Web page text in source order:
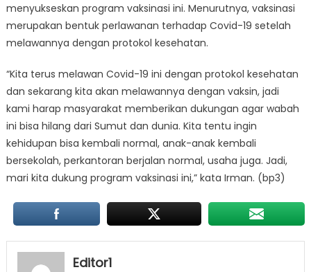
menyukseskan program vaksinasi ini. Menurutnya, vaksinasi
merupakan bentuk perlawanan terhadap Covid-19 setelah
melawannya dengan protokol kesehatan.
“Kita terus melawan Covid-19 ini dengan protokol kesehatan
dan sekarang kita akan melawannya dengan vaksin, jadi
kami harap masyarakat memberikan dukungan agar wabah
ini bisa hilang dari Sumut dan dunia. Kita tentu ingin
kehidupan bisa kembali normal, anak-anak kembali
bersekolah, perkantoran berjalan normal, usaha juga. Jadi,
mari kita dukung program vaksinasi ini,” kata Irman. (bp3)
Editor1